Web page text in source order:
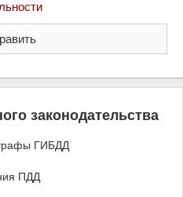
законодательства
ГИБДД
ПДД